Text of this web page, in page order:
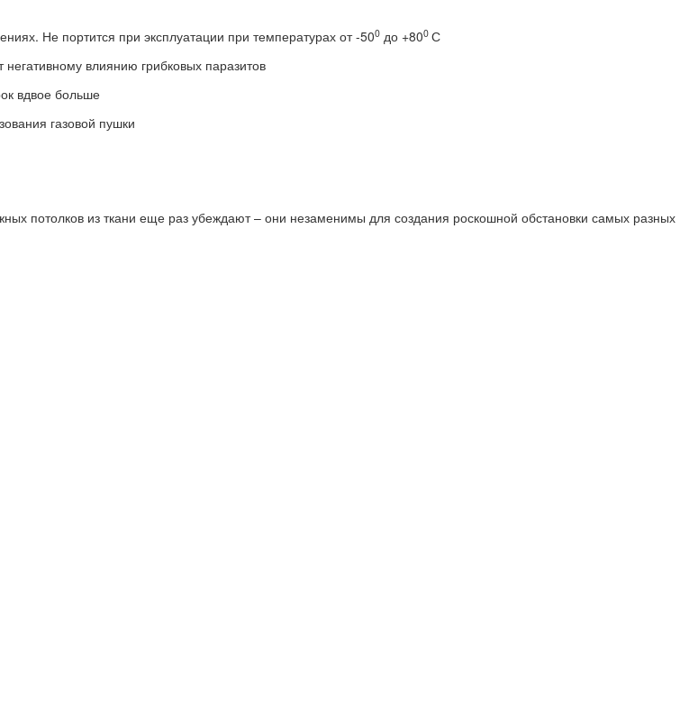
Не портится при эксплуатации при температурах от -500 до +800 С
негативному влиянию грибковых паразитов
вдвое больше
газовой пушки
потолков из ткани еще раз убеждают – они незаменимы для создания роскошной обстановки самых разных